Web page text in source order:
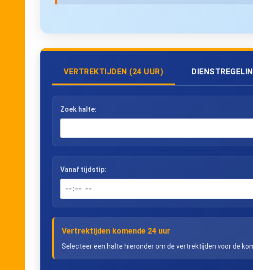
VERTREKTIJDEN (24 UUR)
Zoek halte:
Vanaf tijdstip:
Vertrektijden komende 24 uur
Selecteer een halte hieronder om de vertrektijden voor de